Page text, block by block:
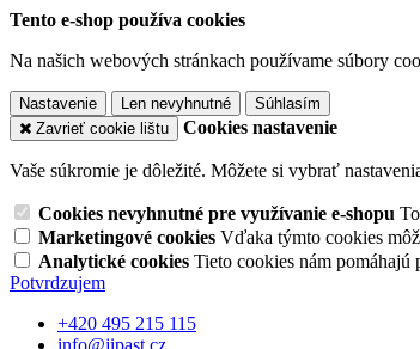
Tento e-shop používa cookies
Na našich webových stránkach používame súbory
Nastavenie Len nevyhnutné
Súhlasím
Zavrieť cookie lištu
Cookies nastavenie
Vaše súkromie je dôležité. Môžete si vybrať
Cookies nevyhnutné pre využívanie e-shopu
Marketingové cookies Vďaka týmto cookies
Analytické cookies Tieto cookies nám
Potvrdzujem
+420 495 215 115
info@jipast.cz